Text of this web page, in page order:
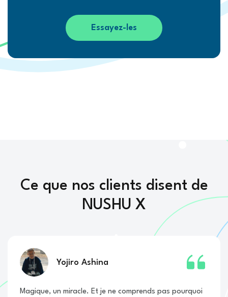
Essayez-les
Ce que nos clients disent de
NUSHU X
Yojiro Ashina
Magique, un miracle. Et je ne comprends pas pourquoi